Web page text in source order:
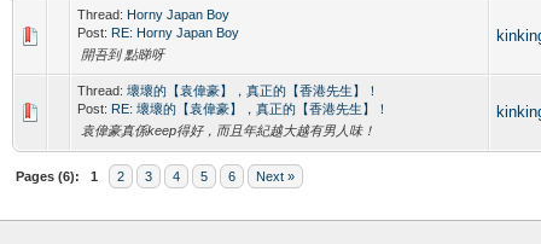
Thread: Horny Japan Boy
Post: RE: Horny Japan Boy
開吾到 點睇呀
Thread: 壞壞的【袁偉豪】，真正的【香港先生】！
Post: RE: 壞壞的【袁偉豪】，真正的【香港先生】！
袁偉豪真係keep得好，而且年紀越大越有男人味！
Pages (6): 1 2 3 4 5 6 Next »